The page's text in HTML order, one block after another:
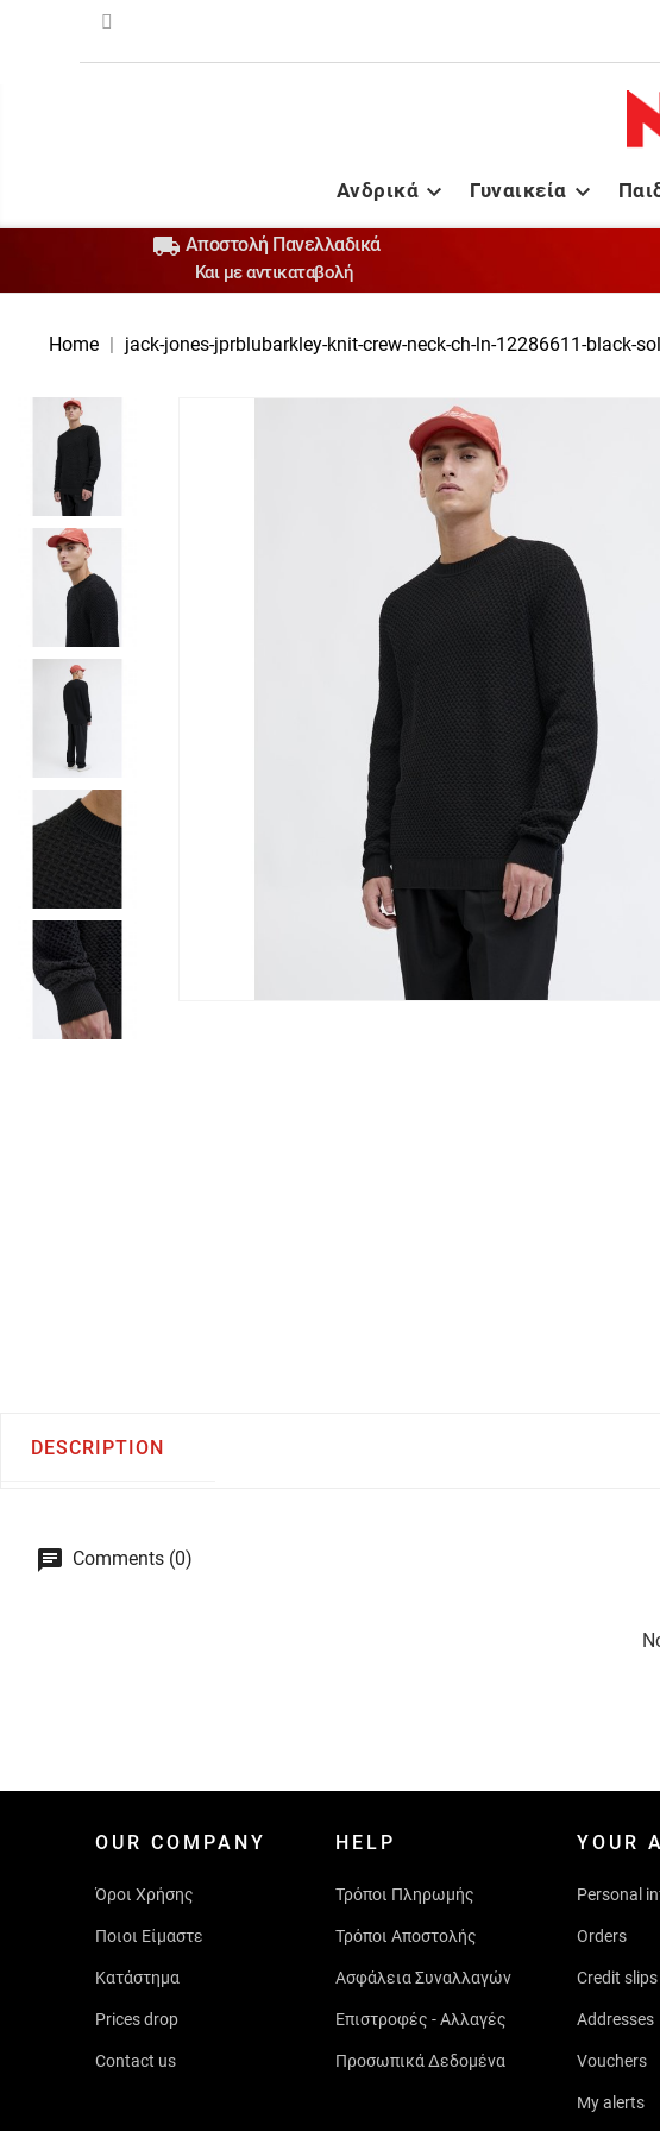

Ανδρικά 
Γυναικεία
 Αποστολή Πανελλαδικά
Και με αντικαταβολή
Home jack-jones-jprblubarkley-knit-crew-neck-ch-ln-12286611-black-
DESCRIPTION
Comments (0)
OUR COMPANY
Όροι Χρήσης
Ποιοι Είμαστε
Κατάστημα
Prices drop
Contact us
HELP
Τρόποι Πληρωμής
Τρόποι Αποστολής
Ασφάλεια Συναλλαγών
Επιστροφές - Αλλαγές
Προσωπικά Δεδομένα
YOUR
Personal
Orders
Credit slips
Addresses
Vouchers
My alerts